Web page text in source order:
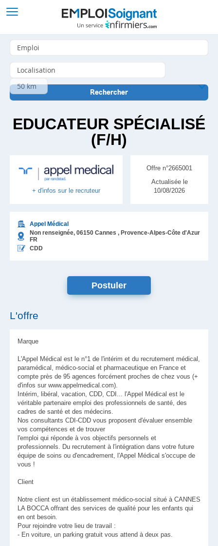
EDUCATEUR SPÉCIALISÉ
(F/H)
+ d'infos sur le recruteur
Appel Médical
Non renseignée, 06150 Cannes , Provence-Alpes-Côte d'Azur
FR
CDD
Offre n°2665001
Actualisée le
10/08/2026
L'offre
Marque
L'Appel Médical est le n°1 de l'intérim et du recrutement médical,
paramédical, médico-social et pharmaceutique en France et
compte près de 95 agences forcément proches de chez vous (+
d'infos sur www.appelmedical.com).
Intérim, libéral, vacation, CDD, CDI... l'Appel Médical est le
véritable partenaire emploi des professionnels de santé, des
cadres de santé et des médecins.
Nos consultants CDI-CDD vous proposent d'évaluer ensemble
vos compétences et de trouver
l'emploi qui réponde à vos objectifs personnels et
professionnels. Du recrutement à l'intégration dans votre future
équipe de soins ou d'encadrement, l'Appel Médical s'occupe de
vous !
Client
Notre client est un établissement médico-social situé à CANNES
LA BOCCA offrant des services de qualité pour les enfants qui
en ont besoin.
Pour rejoindre votre lieu de travail :
- En voiture, un parking gratuit vous attend à deux pas.